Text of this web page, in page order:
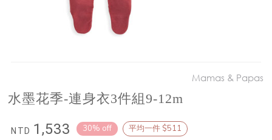
Mamas & Papas
水墨花季-連身衣3件組9-12m
NTD 1,533 30% off 平均一件 $511